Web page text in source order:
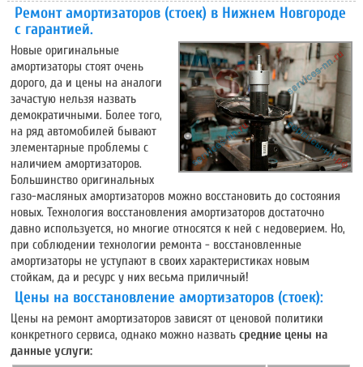
Ремонт амортизаторов (стоек) в Нижнем Новгороде
с гарантией.
Новые оригинальные
амортизаторы стоят очень
дорого, да и цены на аналоги
зачастую нельзя назвать
демократичными. Более того,
на ряд автомобилей бывают
элементарные проблемы с
наличием амортизаторов.
Большинство оригинальных
газо-масляных амортизаторов можно восстановить до состояния
новых. Технология восстановления амортизаторов достаточно
давно используется, но многие относятся к ней с недоверием. Но,
при соблюдении технологии ремонта - восстановленные
амортизаторы не уступают в своих характеристиках новым
стойкам, да и ресурс у них весьма приличный!
Цены на восстановление амортизаторов (стоек):
Цены на ремонт амортизаторов зависят от ценовой политики
конкретного сервиса, однако можно назватьсредние цены на
данные услуги: